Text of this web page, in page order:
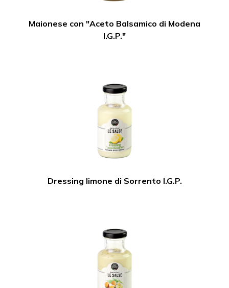
Maionese con "Aceto Balsamico di Modena
I.G.P."
Dressing limone di Sorrento I.G.P.